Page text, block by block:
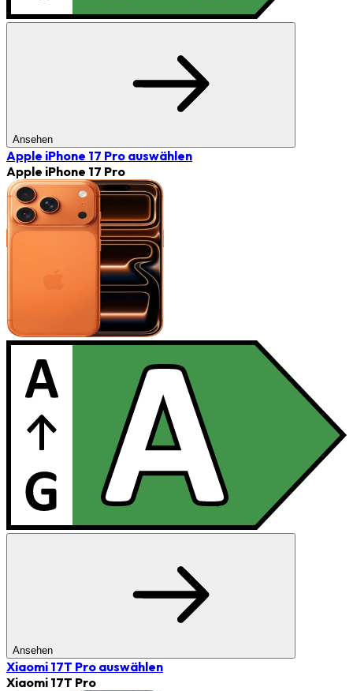
Ansehen
Apple iPhone 17 Pro auswählen
Apple iPhone 17 Pro
Ansehen
Xiaomi 17T Pro auswählen
Xiaomi 17T Pro